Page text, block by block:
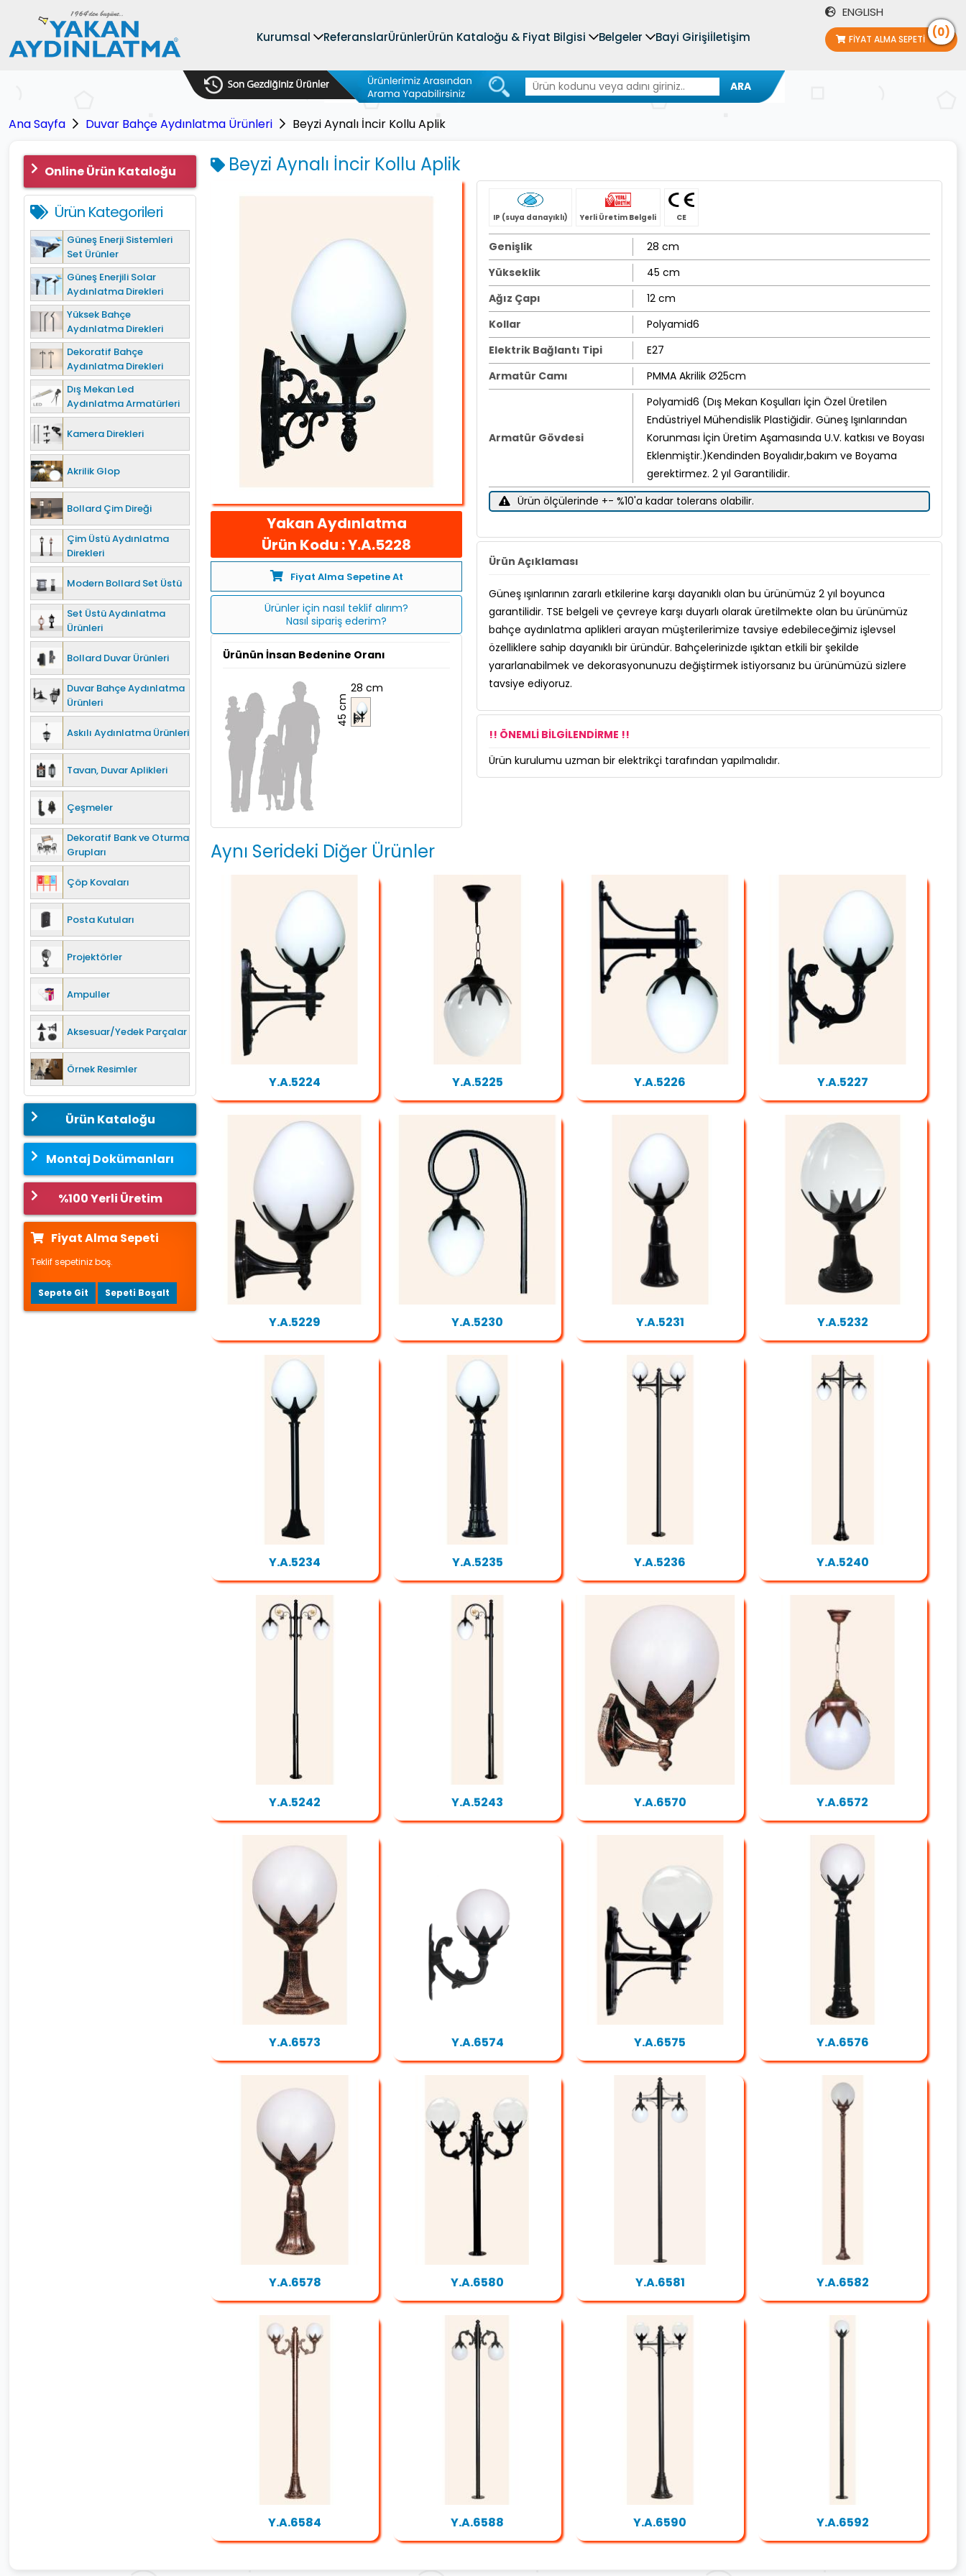
Kurumsal ReferanslarÜrünlerÜrün Kataloğu & Fiyat Bilgisi Belgeler Bayi Girişiİletişim
ENGLISH
FIYAT ALMA SEPETI (0)
ARA
Ana Sayfa Duvar Bahçe Aydınlatma Ürünleri Beyzi Aynalı İncir Kollu Aplik
Online Ürün Kataloğu
Ürün Kategorileri
Güneş Enerji Sistemleri
Set Ürünler
Güneş Enerjili Solar
Aydınlatma Direkleri
Yüksek Bahçe
Aydınlatma Direkleri
Dekoratif Bahçe
Aydınlatma Direkleri
Dış Mekan Led
Aydınlatma Armatürleri
Kamera Direkleri
Akrilik Glop
Bollard Çim Direği
Çim Üstü Aydınlatma
Direkleri
Modern Bollard Set Üstü
Set Üstü Aydınlatma
Ürünleri
Bollard Duvar Ürünleri
Duvar Bahçe Aydınlatma
Ürünleri
Askılı Aydınlatma Ürünleri
Tavan, Duvar Aplikleri
Çeşmeler
Dekoratif Bank ve Oturma
Grupları
Çöp Kovaları
Posta Kutuları
Projektörler
Ampuller
Aksesuar/Yedek Parçalar
Örnek Resimler
Ürün Kataloğu
Montaj Dokümanları
%100 Yerli Üretim
Fiyat Alma Sepeti
Teklif sepetiniz boş.
Sepete Git Sepeti Boşalt
Beyzi Aynalı İncir Kollu Aplik
Yakan Aydınlatma
Ürün Kodu : Y.A.5228
Fiyat Alma Sepetine At
Ürünler için nasıl teklif alırım?
Nasıl sipariş ederim?
Ürünün İnsan Bedenine Oranı
28 cm
45 cm
IP (suya danayıklı) Yerli Üretim Belgeli CE
Genişlik
28 cm
Yükseklik
45 cm
Ağız Çapı
12 cm
Kollar
Polyamid6
Elektrik Bağlantı Tipi
E27
Armatür Camı
PMMA Akrilik Ø25cm
Armatür Gövdesi
Polyamid6 (Dış Mekan Koşulları İçin Özel Üretilen
Endüstriyel Mühendislik Plastiğidir. Güneş Işınlarından
Korunması İçin Üretim Aşamasında U.V. katkısı ve Boyası
Eklenmiştir.)Kendinden Boyalıdır,bakım ve Boyama
gerektirmez. 2 yıl Garantilidir.
Ürün ölçülerinde +- %10'a kadar tolerans olabilir.
Ürün Açıklaması
Güneş ışınlarının zararlı etkilerine karşı dayanıklı olan bu ürünümüz 2 yıl boyunca
garantilidir. TSE belgeli ve çevreye karşı duyarlı olarak üretilmekte olan bu ürünümüz
bahçe aydınlatma aplikleri arayan müşterilerimize tavsiye edebileceğimiz işlevsel
özelliklere sahip dayanıklı bir üründür. Bahçelerinizde ışıktan etkili bir şekilde
yararlanabilmek ve dekorasyonunuzu değiştirmek istiyorsanız bu ürünümüzü sizlere
tavsiye ediyoruz.
!! ÖNEMLİ BİLGİLENDİRME !!
Ürün kurulumu uzman bir elektrikçi tarafından yapılmalıdır.
Aynı Serideki Diğer Ürünler
Y.A.5224 Y.A.5225 Y.A.5226 Y.A.5227
Y.A.5229 Y.A.5230 Y.A.5231 Y.A.5232
Y.A.5234 Y.A.5235 Y.A.5236 Y.A.5240
Y.A.5242 Y.A.5243 Y.A.6570 Y.A.6572
Y.A.6573 Y.A.6574 Y.A.6575 Y.A.6576
Y.A.6578 Y.A.6580 Y.A.6581 Y.A.6582
Y.A.6584 Y.A.6588 Y.A.6590 Y.A.6592